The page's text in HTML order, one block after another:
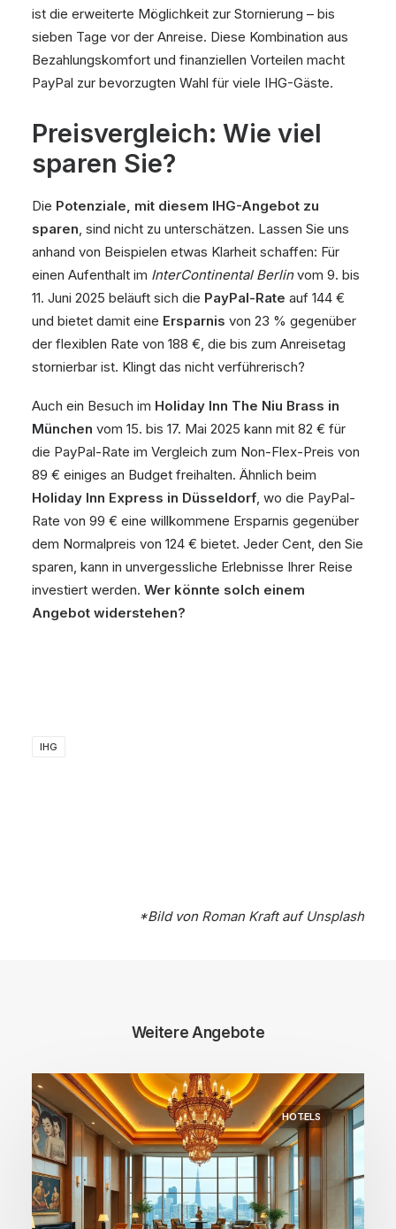
ist die erweiterte Möglichkeit zur Stornierung – bis
sieben Tage vor der Anreise. Diese Kombination aus
Bezahlungskomfort und finanziellen Vorteilen macht
PayPal zur bevorzugten Wahl für viele IHG-Gäste.
Preisvergleich: Wie viel
sparen Sie?
Die Potenziale, mit diesem IHG-Angebot zu
sparen, sind nicht zu unterschätzen. Lassen Sie uns
anhand von Beispielen etwas Klarheit schaffen: Für
einen Aufenthalt im InterContinental Berlinvom 9. bis
11. Juni 2025 beläuft sich die PayPal-Rate auf 144 €
und bietet damit eine Ersparnis von 23 % gegenüber
der flexiblen Rate von 188 €, die bis zum Anreisetag
stornierbar ist. Klingt das nicht verführerisch?
Auch ein Besuch im Holiday Inn The Niu Brass in
München vom 15. bis 17. Mai 2025 kann mit 82 € für
die PayPal-Rate im Vergleich zum Non-Flex-Preis von
89 € einiges an Budget freihalten. Ähnlich beim
Holiday Inn Express in Düsseldorf, wo die PayPal-
Rate von 99 € eine willkommene Ersparnis gegenüber
dem Normalpreis von 124 € bietet. Jeder Cent, den Sie
sparen, kann in unvergessliche Erlebnisse Ihrer Reise
investiert werden. Wer könnte solch einem
Angebot widerstehen?
IHG
*Bild von Roman Kraftauf Unsplash
Weitere Angebote
HOTELS